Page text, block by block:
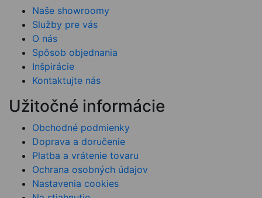
Naše showroomy
Služby pre vás
O nás
Spôsob objednania
Inšpirácie
Kontaktujte nás
Užitočné informácie
Obchodné podmienky
Doprava a doručenie
Platba a vrátenie tovaru
Ochrana osobných údajov
Nastavenia cookies